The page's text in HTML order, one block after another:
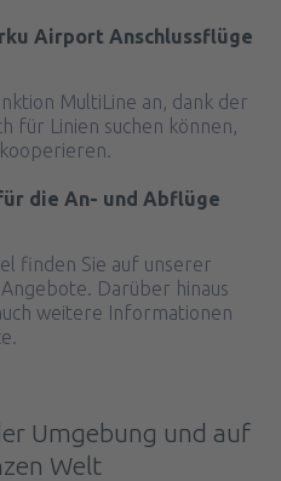
Airport Anschlussflüge
MultiLine an, dank der
für Linien suchen können,
die An- und Abflüge
finden Sie auf unserer
Darüber hinaus
weitere Informationen
Umgebung und auf
Welt